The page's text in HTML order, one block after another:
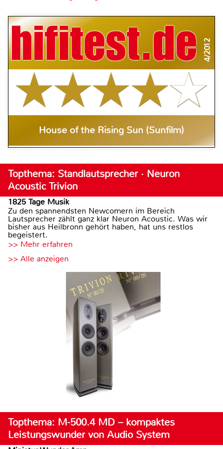
4/2012
House of the Rising Sun (Sunfilm)
Topthema: Standlautsprecher · Neuron
Acoustic Trivion
1825 Tage Musik
Zu den spannendsten Newcomern im Bereich
Lautsprecher zählt ganz klar Neuron Acoustic. Was wir
bisher aus Heilbronn gehört haben, hat uns restlos
begeistert.
>> Mehr erfahren
>> Alle anzeigen
Topthema: M-500.4 MD – kompaktes
Leistungswunder von Audio System